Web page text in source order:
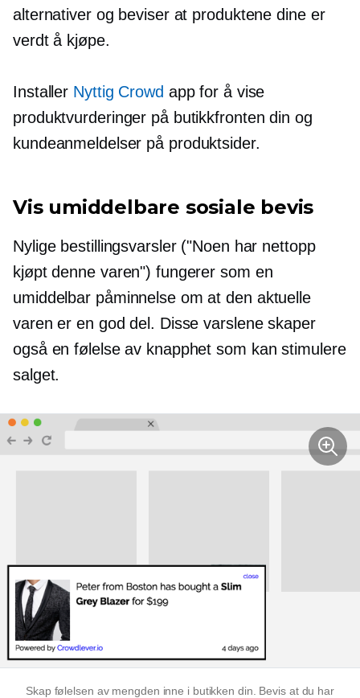
alternativer og beviser at produktene dine er
verdt å kjøpe.
Installer Nyttig Crowd app for å vise
produktvurderinger på butikkfronten din og
kundeanmeldelser på produktsider.
Vis umiddelbare sosiale bevis
Nylige bestillingsvarsler ("Noen har nettopp
kjøpt denne varen") fungerer som en
umiddelbar påminnelse om at den aktuelle
varen er en god del. Disse varslene skaper
også en følelse av knapphet som kan stimulere
salget.
Skap følelsen av mengden inne i butikken din. Bevis at du har